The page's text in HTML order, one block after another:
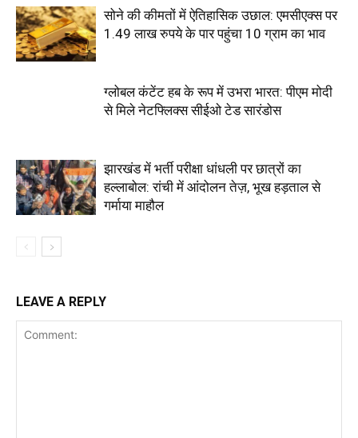
सोने की कीमतों में ऐतिहासिक उछाल: एमसीएक्स पर
1.49 लाख रुपये के पार पहुंचा 10 ग्राम का भाव
ग्लोबल कंटेंट हब के रूप में उभरा भारत: पीएम मोदी
से मिले नेटफ्लिक्स सीईओ टेड सारंडोस
झारखंड में भर्ती परीक्षा धांधली पर छात्रों का
हल्लाबोल: रांची में आंदोलन तेज़, भूख हड़ताल से
गर्माया माहौल
LEAVE A REPLY